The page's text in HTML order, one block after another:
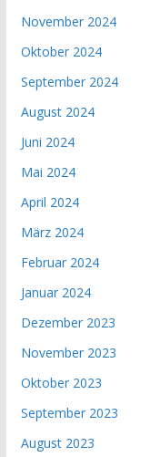
November 2024
Oktober 2024
September 2024
August 2024
Juni 2024
Mai 2024
April 2024
März 2024
Februar 2024
Januar 2024
Dezember 2023
November 2023
Oktober 2023
September 2023
August 2023